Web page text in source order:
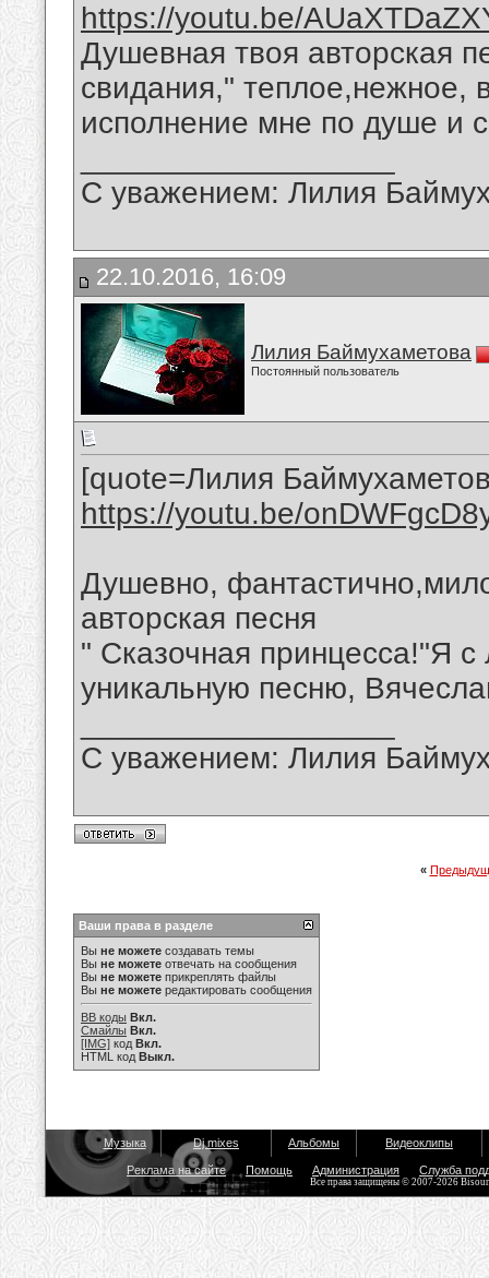
https://youtu.be/
Душевная твоя авторская
свидания," теплое,нежное,
исполнение мне по душе и
С уважением: Лилия
22.10.2016, 16:09
Лилия Баймухаметова
Постоянный пользователь
[quote=Лилия
https://youtu.be/
Душевно,
авторская песня
" Сказочная принцесса!"Я
уникальную песню,
С уважением: Лилия
«
Ваши права в разделе
Вы не можете создавать темы
Вы не можете отвечать на сообщения
Вы не можете прикреплять файлы
Вы не можете редактировать сообщения
BB коды Вкл.
Смайлы Вкл.
[IMG] код Вкл.
HTML код Выкл.
Музыка Dj mixes Альбомы Видеоклипы
Реклама на сайте Помощь Администрация Служба
Все права защищены © 2007-2026